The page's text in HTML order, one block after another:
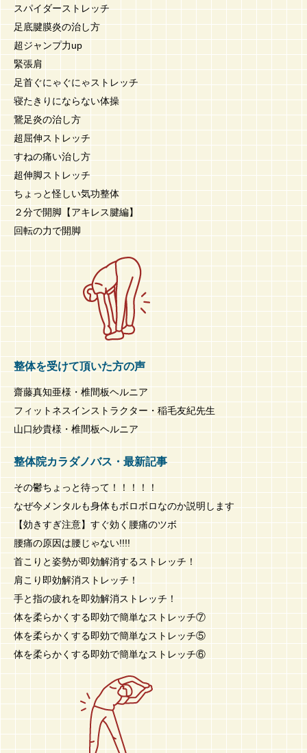
スパイダーストレッチ
足底腱膜炎の治し方
超ジャンプ力up
緊張肩
足首ぐにゃぐにゃストレッチ
寝たきりにならない体操
鵞足炎の治し方
超屈伸ストレッチ
すねの痛い治し方
超伸脚ストレッチ
ちょっと怪しい気功整体
２分で開脚【アキレス腱編】
回転の力で開脚
整体を受けて頂いた方の声
齋藤真知亜様・椎間板ヘルニア
フィットネスインストラクター・稲毛友紀先生
山口紗貴様・椎間板ヘルニア
整体院カラダノバス・最新記事
その鬱ちょっと待って！！！！！
なぜ今メンタルも身体もボロボロなのか説明します
【効きすぎ注意】すぐ効く腰痛のツボ
腰痛の原因は腰じゃない!!!!
首こりと姿勢が即効解消するストレッチ！
肩こり即効解消ストレッチ！
手と指の疲れを即効解消ストレッチ！
体を柔らかくする即効で簡単なストレッチ⑦
体を柔らかくする即効で簡単なストレッチ⑤
体を柔らかくする即効で簡単なストレッチ⑥